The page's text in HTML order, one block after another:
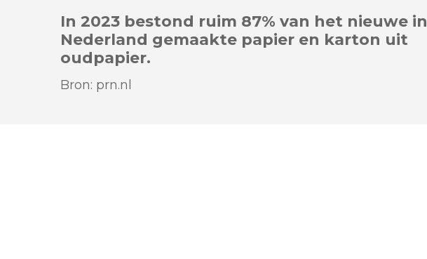
In 2023 bestond ruim 87% van het nieuwe in
Nederland gemaakte papier en karton uit
oudpapier.
Bron: prn.nl